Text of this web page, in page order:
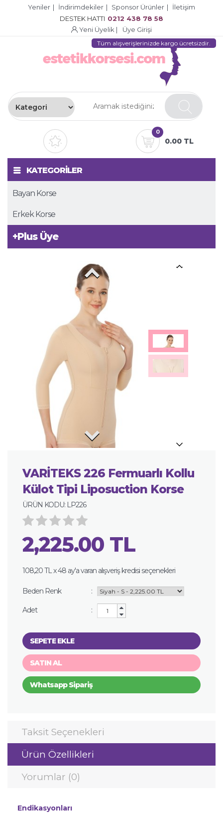
Yeniler | İndirimdekiler | Sponsor Ürünler |
İletişim
DESTEK HATTI 0212 438 78 58
Yeni Üyelik | Üye Girişi
Tüm alışverişlerinizde kargo ücretsizdir.
0
0.00 TL
KATEGORİLER
Bayan Korse
Erkek Korse
+Plus Üye
VARİTEKS 226 Fermuarlı Kollu
Külot Tipi Liposuction Korse
ÜRÜN KODU: LP226
2,225.00 TL
108,20 TL x 48 ay'a varan alışveriş kredisi seçenekleri
Beden Renk :
Adet :
SEPETE EKLE
SATIN AL
Whatsapp Sipariş
Taksit Seçenekleri
Ürün Özellikleri
Yorumlar (0)
Endikasyonları